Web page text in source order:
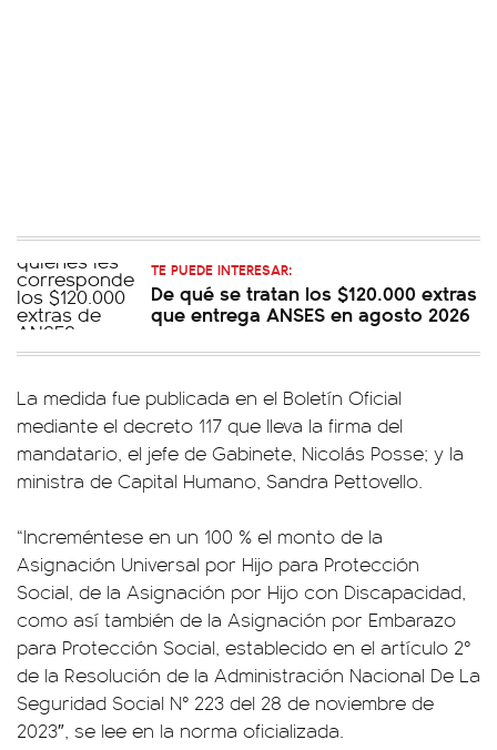
TE PUEDE INTERESAR:
De qué se tratan los $120.000 extras
que entrega ANSES en agosto 2026
La medida fue publicada en el Boletín Oficial
mediante el decreto 117 que lleva la firma del
mandatario, el jefe de Gabinete, Nicolás Posse; y la
ministra de Capital Humano, Sandra Pettovello.
“Increméntese en un 100 % el monto de la
Asignación Universal por Hijo para Protección
Social, de la Asignación por Hijo con Discapacidad,
como así también de la Asignación por Embarazo
para Protección Social, establecido en el artículo 2°
de la Resolución de la Administración Nacional De La
Seguridad Social N° 223 del 28 de noviembre de
2023″, se lee en la norma oficializada.